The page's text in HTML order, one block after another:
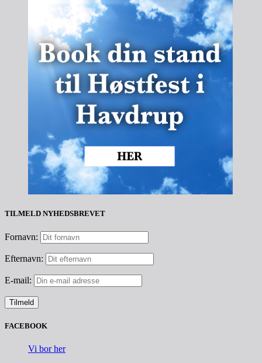
TILMELD NYHEDSBREVET
Fornavn:
Efternavn:
E-mail:
FACEBOOK
Vi bor her